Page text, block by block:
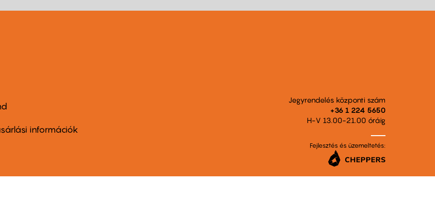
információk
Jegyrendelés központi szám
+36 1 224 5650
H-V 13.00-21.00 óráig
Fejlesztés és üzemeltetés: